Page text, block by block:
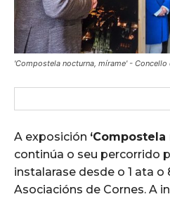
'Compostela nocturna, mírame' - Concello
A exposición
continúa o seu percorrido
instalarase desde o 1 ata o
Asociacións de Cornes. A